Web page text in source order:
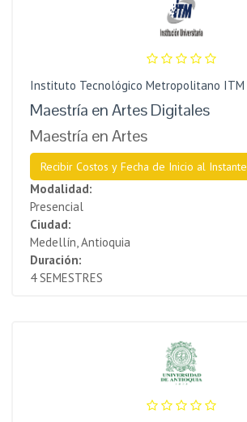
Instituto Tecnológico Metropolitano ITM
Maestría en Artes Digitales
Maestría en Artes
Recibir Costos y Fecha de Inicio al Instante
Modalidad:
Presencial
Ciudad:
Medellín, Antioquia
Duración:
4 SEMESTRES